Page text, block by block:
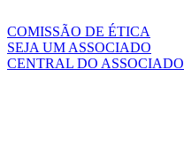
COMISSÃO DE ÉTICA
SEJA UM ASSOCIADO
CENTRAL DO ASSOCIADO